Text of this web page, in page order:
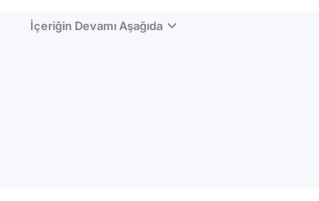
İçeriğin Devamı Aşağıda